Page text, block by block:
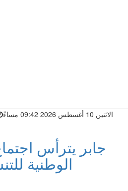
الاثنين 10 أغسطس 2026 09:42 مساءً
جابر يترأس
الوطنية